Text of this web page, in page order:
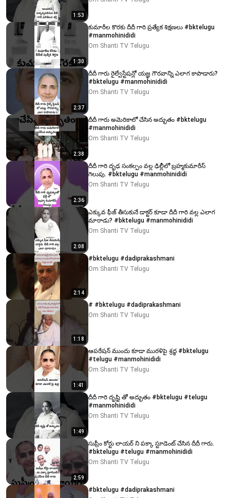
1:53
1:30
కుమారీల కొరకు దీదీ గారి ప్రత్యేక శిక్షణలు #bktelugu
#manmohinididi
Om Shanti TV Telugu
2:37
దీదీ గారు రైల్వేస్టేషన్లో యజ్ఞ గౌరవాన్ని ఎలాగ కాపాడారు?
#bktelugu #manmohinididi
Om Shanti TV Telugu
2:38
దీదీ గారు అమెరికాలో చేసిన అద్భుతం #bktelugu
#manmohinididi
Om Shanti TV Telugu
2:36
దీదీ గారి దృఢ సంకల్పం వల్ల ఢిల్లీలో బ్రహ్మకుమారీస్
గెలుపు. #bktelugu #manmohinididi
Om Shanti TV Telugu
2:08
ఎక్కువ ఫీజ్ తీసుకునే డాక్టర్ కూడా దీదీ గారి వల్ల ఎలాగ
మారాడు? #bktelugu #manmohinididi
Om Shanti TV Telugu
2:14
#bktelugu #dadiprakashmani
Om Shanti TV Telugu
1:18
# #bktelugu #dadiprakashmani
Om Shanti TV Telugu
1:41
ఆపరేషన్ ముందు కూడా మురళిపై శ్రద్ధ #bktelugu
#telugu #manmohinididi
Om Shanti TV Telugu
1:49
దీదీ గారి దృష్టి తో అద్భుతం #bktelugu #telugu
#manmohinididi
Om Shanti TV Telugu
2:59
సుప్రీం కోర్టు లాయర్ ని పక్కా స్టూడెంట్ చేసిన దీదీ గారు.
#bktelugu #telugu #manmohinididi
Om Shanti TV Telugu
#bktelugu #dadiprakashmani